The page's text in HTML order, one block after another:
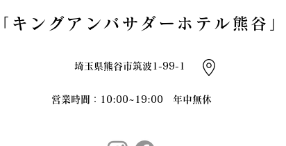
「キングアンバサダーホテル熊谷」
​埼玉県熊谷市筑波1-99-1
営業時間：10:00~19:00 年中無休